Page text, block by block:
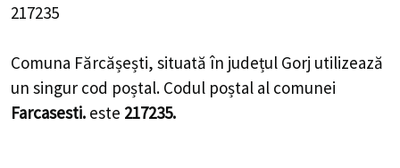
217235
Comuna Fărcășești, situată în județul Gorj utilizează
un singur cod poștal. Codul poștal al comunei
Farcasesti. este 217235.